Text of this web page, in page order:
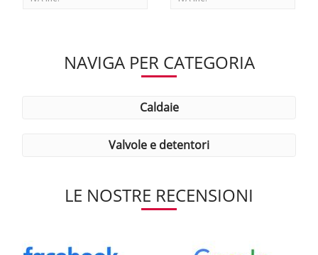
NAVIGA PER CATEGORIA
caldaie
valvole e detentori
LE NOSTRE RECENSIONI